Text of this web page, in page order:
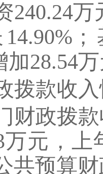
240.24万
14.90%
加28.54
拨款收
财政拨
万元，上
共预算